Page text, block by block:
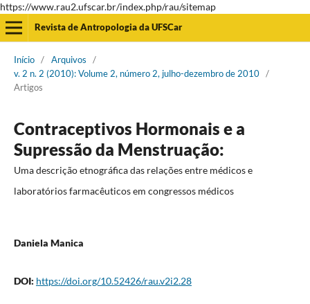
https://www.rau2.ufscar.br/index.php/rau/sitemap
Revista de Antropologia da UFSCar
Início / Arquivos
/
v. 2 n. 2 (2010): Volume 2, número 2, julho-dezembro de 2010 /
Artigos
Contraceptivos Hormonais e a
Supressão da Menstruação:
Uma descrição etnográfica das relações entre médicos e
laboratórios farmacêuticos em congressos médicos
Daniela Manica
DOI: https://doi.org/10.52426/rau.v2i2.28